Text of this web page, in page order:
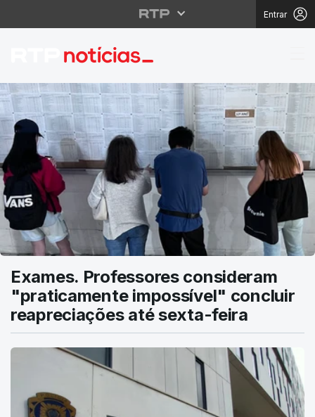
Entrar
RTP Notícias
Exames. Professores consideram
"praticamente impossível" concluir
reapreciações até sexta-feira